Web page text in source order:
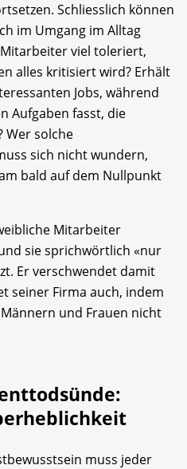
Schliesslich können
im Umgang im Alltag
viel toleriert,
alles kritisiert wird? Erhält
Jobs, während
Aufgaben fasst, die
Wer solche
sich nicht wundern,
bald auf dem Nullpunkt
Mitarbeiter
sie sprichwörtlich «nur
Er verschwendet damit
seiner Firma auch, indem
und Frauen nicht
muss jeder